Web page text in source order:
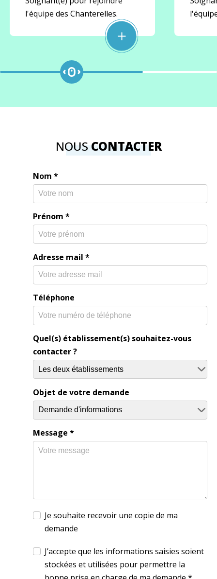
l'équipe des Chanterelles.
NOUS CONTACTER
Nom *
Prénom *
Adresse mail *
Téléphone
Quel(s) établissement(s) souhaitez-vous
contacter ?
Objet de votre demande
Message *
Je souhaite recevoir une copie de ma
demande
J’accepte que les informations saisies soient
stockées et utilisées pour permettre la